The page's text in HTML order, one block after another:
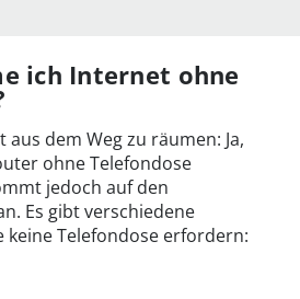
ich Internet ohne
dem Weg zu räumen: Ja,
ohne Telefondose
jedoch auf den
Es gibt verschiedene
keine Telefondose erfordern: